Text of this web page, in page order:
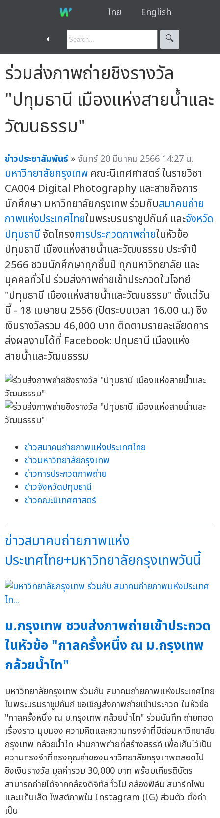
ไทย English
◐ 🔍︎
ร่วมส่งภาพถ่ายชิงรางวัล
"ปทุมธานี เมืองแห่งสายน้ำและ
วัฒนธรรม"
ข่าวประชาสัมพันธ์ » จันทร์ 20 มีนาคม 2566 14:27 น.
มหาวิทยาลัยกรุงเทพ คณะนิเทศศาสตร์ ในรายวิชา
CA004 Digital Photography และสายกิจการ
นักศึกษา มหาวิทยาลัยกรุงเทพ ร่วมกับสมาคมถ่าย
ภาพแห่งประเทศไทยในพระบรมราชูปถัมภ์ และจังหวัด
ปทุมธานีจัดโครงการประกวดภาพถ่ายในหัวข้อ
ปทุมธานี เมืองแห่งสายน้ำและวัฒนธรรม ประจำปี
2566 ชวนนักศึกษาทุกชั้นปี ทุกมหาวิทยาลัย และ
บุคคลทั่วไป ร่วมส่งภาพถ่ายเข้าประกวดในโจทย์
"ปทุมธานี เมืองแห่งสายน้ำและวัฒนธรรม" ตั้งแต่วัน
นี้ - 18 เมษายน 2566 (ปิดระบบเวลา 16.00 น.) ชิง
เงินรางวัลรวม 46,000 บาท ติดตามรายละเอียดการ
ส่งผลงานได้ที่ Facebook: ปทุมธานี เมืองแห่ง
สายน้ำและวัฒนธรรม
ข่าวสมาคมถ่ายภาพแห่งประเทศไทย
ข่าวมหาวิทยาลัยกรุงเทพ
ข่าวการประกวดภาพถ่าย
ข่าวจังหวัดปทุมธานี
ข่าวคณะนิเทศศาสตร์
ข่าวสมาคมถ่ายภาพแห่ง
ประเทศไทย+มหาวิทยาลัยกรุงเทพวันนี้
ม.กรุงเทพ ชวนส่งภาพถ่ายเข้าประกวด
ในหัวข้อ "กาลครั้งหนึ่ง ณ ม.กรุงเทพ
กล้วยน้ำไท"
มหาวิทยาลัยกรุงเทพ ร่วมกับ สมาคมถ่ายภาพแห่งประเทศไทย
ในพระบรมราชูปถัมภ์ ขอเชิญส่งภาพถ่ายเข้าประกวด ในหัวข้อ
"กาลครั้งหนึ่ง ณ ม.กรุงเทพ กล้วยน้ำไท" ร่วมบันทึก ถ่ายทอด
เรื่องราว มุมมอง ความคิดและความทรงจำที่มีต่อมหาวิทยาลัย
กรุงเทพ กล้วยน้ำไท ผ่านภาพถ่ายที่สร้างสรรค์ เพื่อเก็บไว้เป็น
ความทรงจำที่ทรงคุณค่าของมหาวิทยาลัยกรุงเทพตลอดไป
ชิงเงินรางวัล มูลค่ารวม 30,000 บาท พร้อมเกียรติบัตร
สามารถถ่ายได้จากกล้องดิจิทัลทั่วไป กล้องฟิล์ม สมาร์ทโฟน
และแท็บเล็ต โพสต์ภาพใน Instagram (IG) ส่วนตัว ตั้งค่า
เป็น